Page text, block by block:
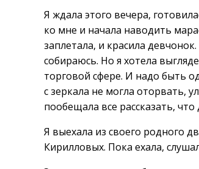
Я ждала этого вечера,
ко мне и начала наводить
заплетала, и красила
собираюсь. Но я хотела
торговой сфере. И надо быть
с зеркала не могла оторвать,
пообещала все рассказать, что
Я выехала из своего родного
Кирилловых. Пока ехала,